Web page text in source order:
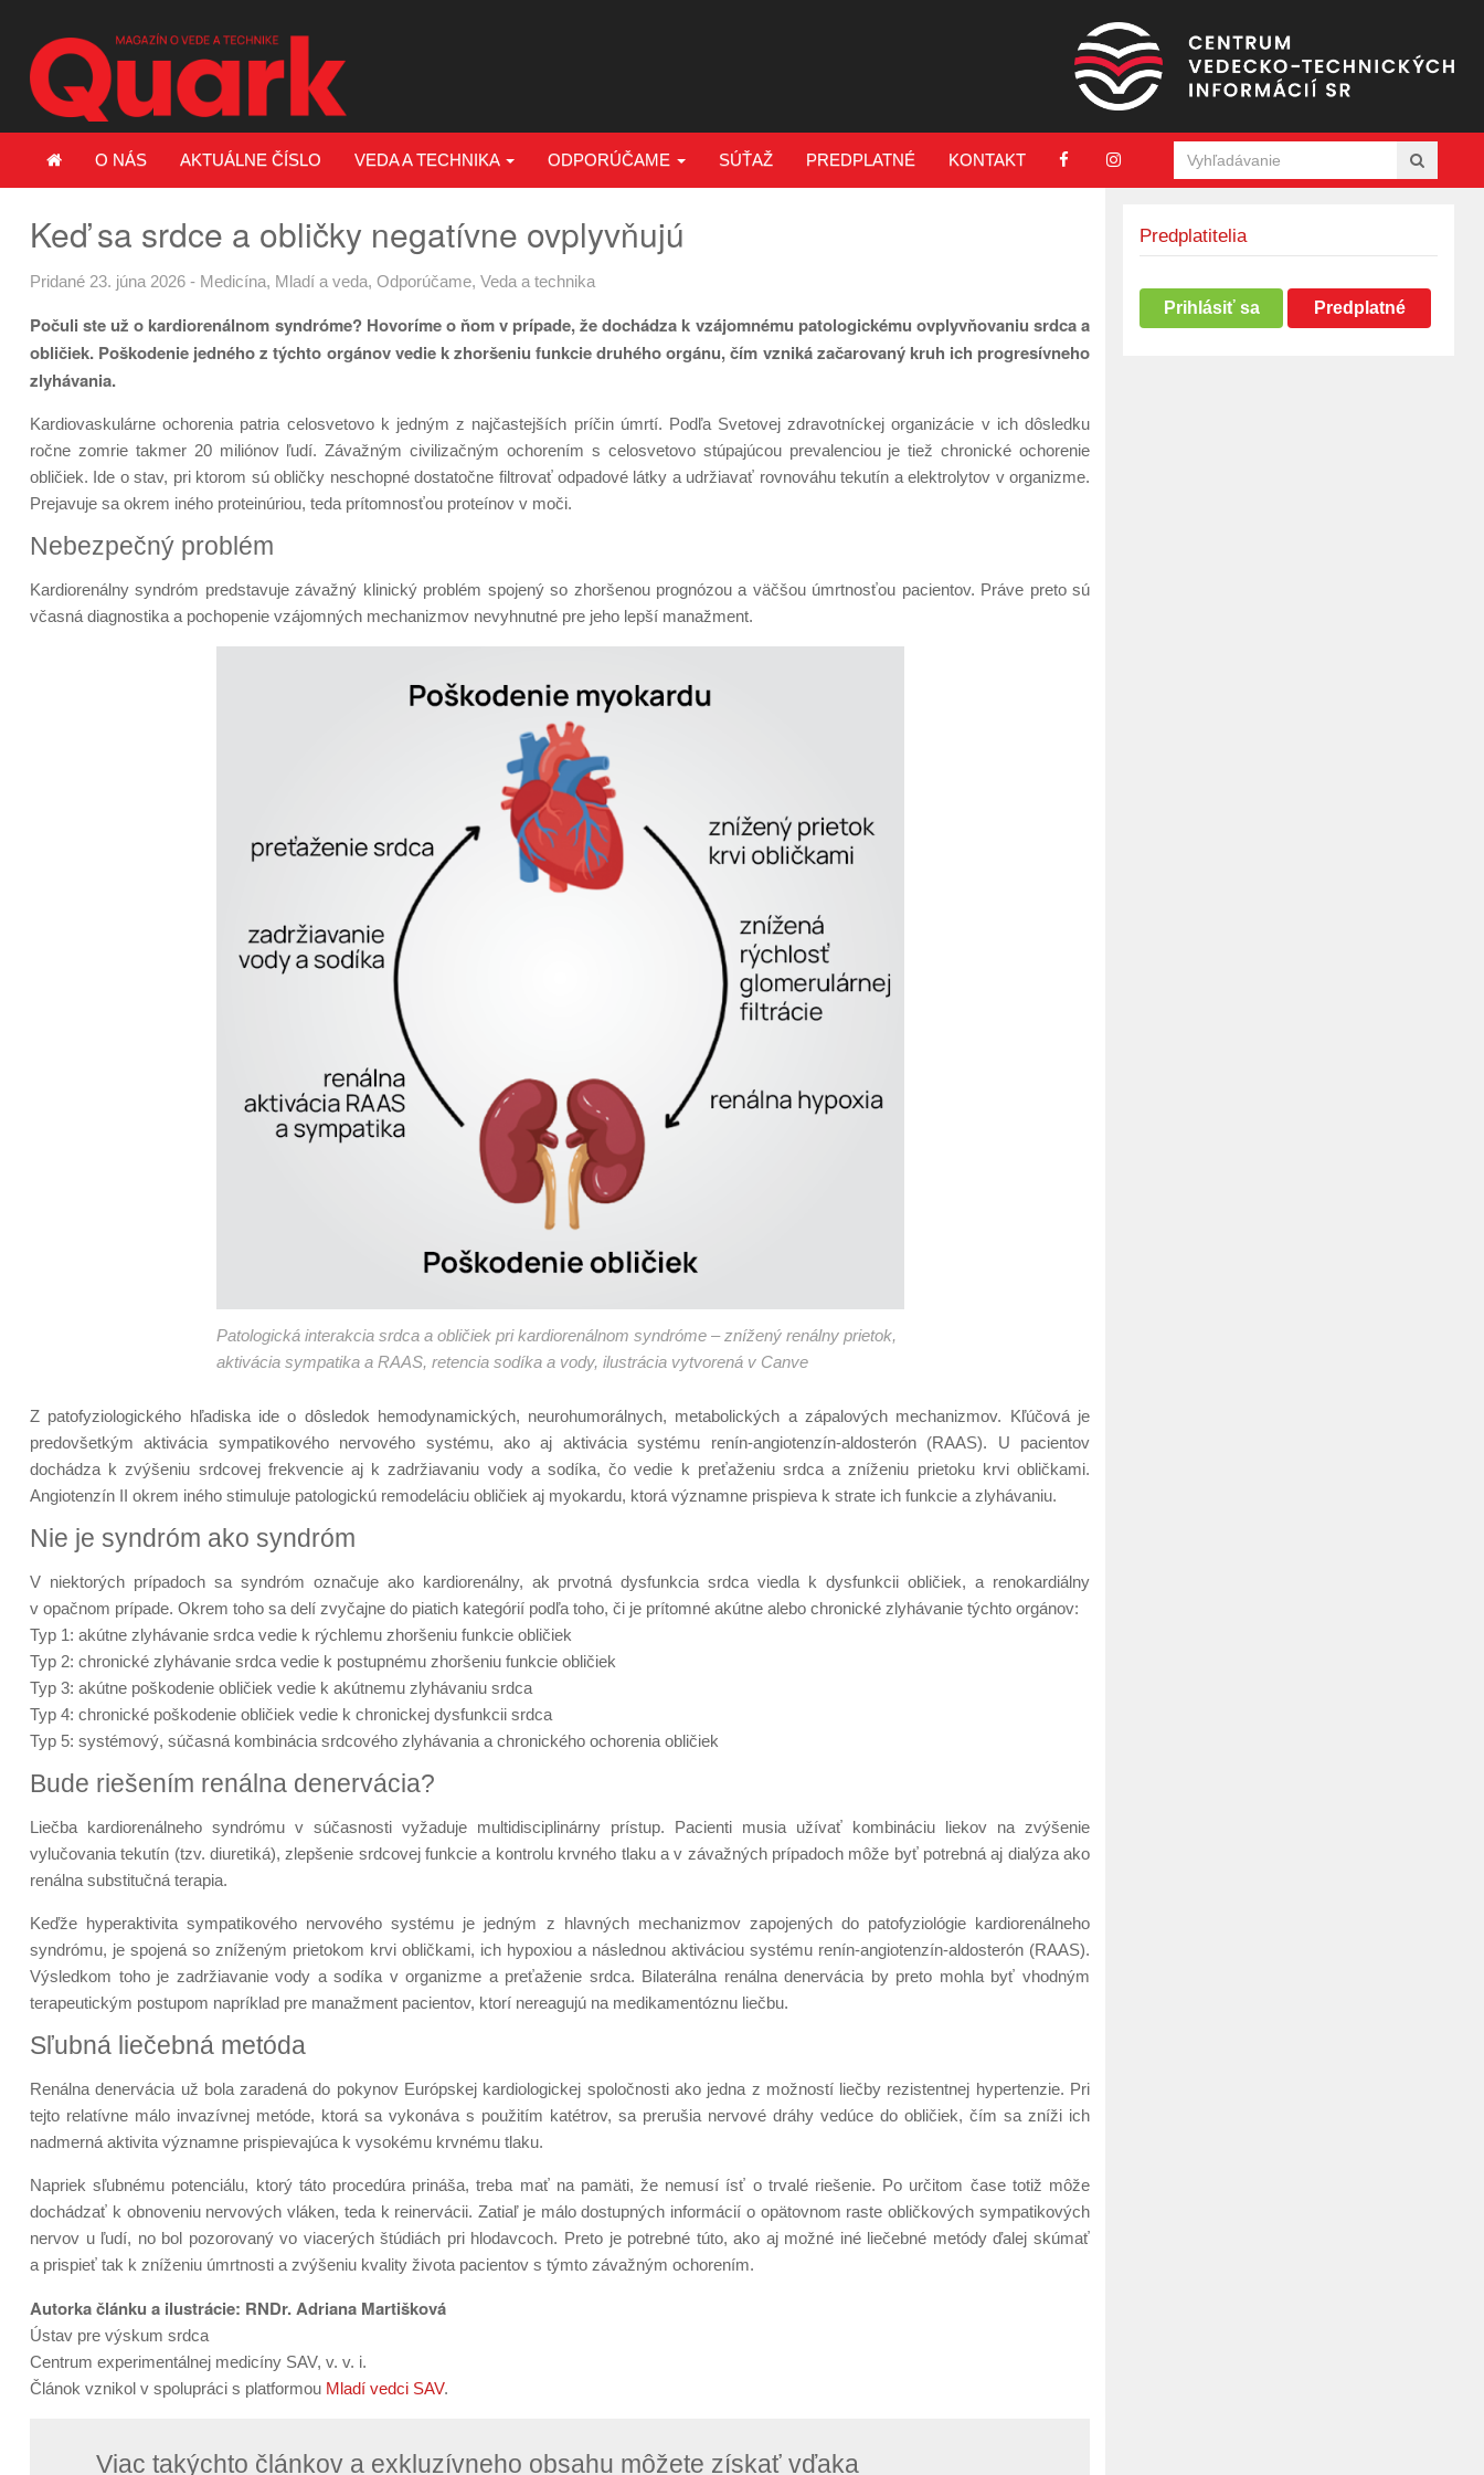
O NÁS AKTUÁLNE ČÍSLO VEDA A TECHNIKA ODPORÚČAME SÚŤAŽ PREDPLATNÉ KONTAKT
Keď sa srdce a obličky negatívne ovplyvňujú
Pridané 23. júna 2026 - Medicína, Mladí a veda, Odporúčame, Veda a technika
Počuli ste už o kardiorenálnom syndróme? Hovoríme o ňom v prípade, že dochádza k vzájomnému patologickému ovplyvňovaniu srdca a
obličiek. Poškodenie jedného z týchto orgánov vedie k zhoršeniu funkcie druhého orgánu, čím vzniká začarovaný kruh ich progresívneho
zlyhávania.
Kardiovaskulárne ochorenia patria celosvetovo k jedným z najčastejších príčin úmrtí. Podľa Svetovej zdravotníckej organizácie v ich dôsledku
ročne zomrie takmer 20 miliónov ľudí. Závažným civilizačným ochorením s celosvetovo stúpajúcou prevalenciou je tiež chronické ochorenie
obličiek. Ide o stav, pri ktorom sú obličky neschopné dostatočne filtrovať odpadové látky a udržiavať rovnováhu tekutín a elektrolytov v organizme.
Prejavuje sa okrem iného proteinúriou, teda prítomnosťou proteínov v moči.
Nebezpečný problém
Kardiorenálny syndróm predstavuje závažný klinický problém spojený so zhoršenou prognózou a väčšou úmrtnosťou pacientov. Práve preto sú
včasná diagnostika a pochopenie vzájomných mechanizmov nevyhnutné pre jeho lepší manažment.
Patologická interakcia srdca a obličiek pri kardiorenálnom syndróme – znížený renálny prietok,
aktivácia sympatika a RAAS, retencia sodíka a vody, ilustrácia vytvorená v Canve
Z patofyziologického hľadiska ide o dôsledok hemodynamických, neurohumorálnych, metabolických a zápalových mechanizmov. Kľúčová je
predovšetkým aktivácia sympatikového nervového systému, ako aj aktivácia systému renín-angiotenzín-aldosterón (RAAS). U pacientov
dochádza k zvýšeniu srdcovej frekvencie aj k zadržiavaniu vody a sodíka, čo vedie k preťaženiu srdca a zníženiu prietoku krvi obličkami.
Angiotenzín II okrem iného stimuluje patologickú remodeláciu obličiek aj myokardu, ktorá významne prispieva k strate ich funkcie a zlyhávaniu.
Nie je syndróm ako syndróm
V niektorých prípadoch sa syndróm označuje ako kardiorenálny, ak prvotná dysfunkcia srdca viedla k dysfunkcii obličiek, a renokardiálny
v opačnom prípade. Okrem toho sa delí zvyčajne do piatich kategórií podľa toho, či je prítomné akútne alebo chronické zlyhávanie týchto orgánov:
Typ 1: akútne zlyhávanie srdca vedie k rýchlemu zhoršeniu funkcie obličiek
Typ 2: chronické zlyhávanie srdca vedie k postupnému zhoršeniu funkcie obličiek
Typ 3: akútne poškodenie obličiek vedie k akútnemu zlyhávaniu srdca
Typ 4: chronické poškodenie obličiek vedie k chronickej dysfunkcii srdca
Typ 5: systémový, súčasná kombinácia srdcového zlyhávania a chronického ochorenia obličiek
Bude riešením renálna denervácia?
Liečba kardiorenálneho syndrómu v súčasnosti vyžaduje multidisciplinárny prístup. Pacienti musia užívať kombináciu liekov na zvýšenie
vylučovania tekutín (tzv. diuretiká), zlepšenie srdcovej funkcie a kontrolu krvného tlaku a v závažných prípadoch môže byť potrebná aj dialýza ako
renálna substitučná terapia.
Keďže hyperaktivita sympatikového nervového systému je jedným z hlavných mechanizmov zapojených do patofyziológie kardiorenálneho
syndrómu, je spojená so zníženým prietokom krvi obličkami, ich hypoxiou a následnou aktiváciou systému renín-angiotenzín-aldosterón (RAAS).
Výsledkom toho je zadržiavanie vody a sodíka v organizme a preťaženie srdca. Bilaterálna renálna denervácia by preto mohla byť vhodným
terapeutickým postupom napríklad pre manažment pacientov, ktorí nereagujú na medikamentóznu liečbu.
Sľubná liečebná metóda
Renálna denervácia už bola zaradená do pokynov Európskej kardiologickej spoločnosti ako jedna z možností liečby rezistentnej hypertenzie. Pri
tejto relatívne málo invazívnej metóde, ktorá sa vykonáva s použitím katétrov, sa prerušia nervové dráhy vedúce do obličiek, čím sa zníži ich
nadmerná aktivita významne prispievajúca k vysokému krvnému tlaku.
Napriek sľubnému potenciálu, ktorý táto procedúra prináša, treba mať na pamäti, že nemusí ísť o trvalé riešenie. Po určitom čase totiž môže
dochádzať k obnoveniu nervových vláken, teda k reinervácii. Zatiaľ je málo dostupných informácií o opätovnom raste obličkových sympatikových
nervov u ľudí, no bol pozorovaný vo viacerých štúdiách pri hlodavcoch. Preto je potrebné túto, ako aj možné iné liečebné metódy ďalej skúmať
a prispieť tak k zníženiu úmrtnosti a zvýšeniu kvality života pacientov s týmto závažným ochorením.
Autorka článku a ilustrácie: RNDr. Adriana Martišková
Ústav pre výskum srdca
Centrum experimentálnej medicíny SAV, v. v. i.
Článok vznikol v spolupráci s platformou Mladí vedci SAV.
Viac takýchto článkov a exkluzívneho obsahu môžete získať vďaka
Predplatitelia
Prihlásiť sa Predplatné